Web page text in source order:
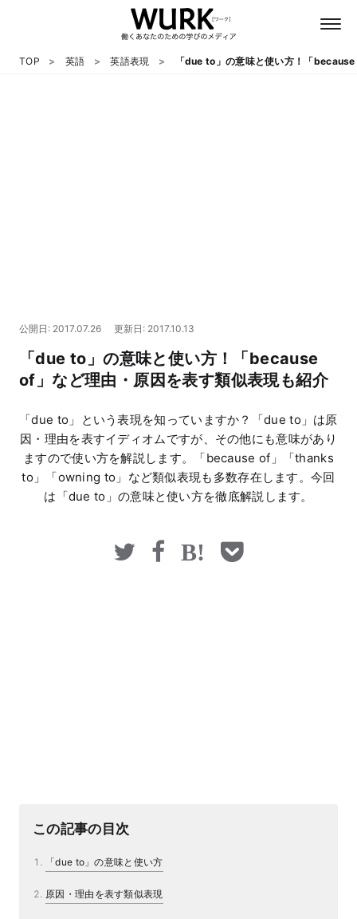
マネー
TOP 英語 英語表現 「due to」の意味と使い方！「
公開日: 2017.07.26 更新日: 2017.10.13
「due to」の意味と使い方！「because
of」など理由・原因を表す類似表現も紹介
「due to」という表現を知っていますか？「due to」は原
因・理由を表すイディオムですが、その他にも意味があり
ますので使い方を解説します。「because of」「thanks
to」「owning to」など類似表現も多数存在します。今回
は「due to」の意味と使い方を徹底解説します。
この記事の目次
「due to」の意味と使い方
原因・理由を表す類似表現